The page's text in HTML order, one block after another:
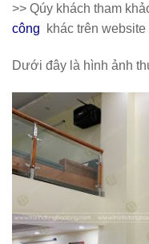
>> Qúy khách tham
công
khác trên website
Dưới đây là hình ảnh